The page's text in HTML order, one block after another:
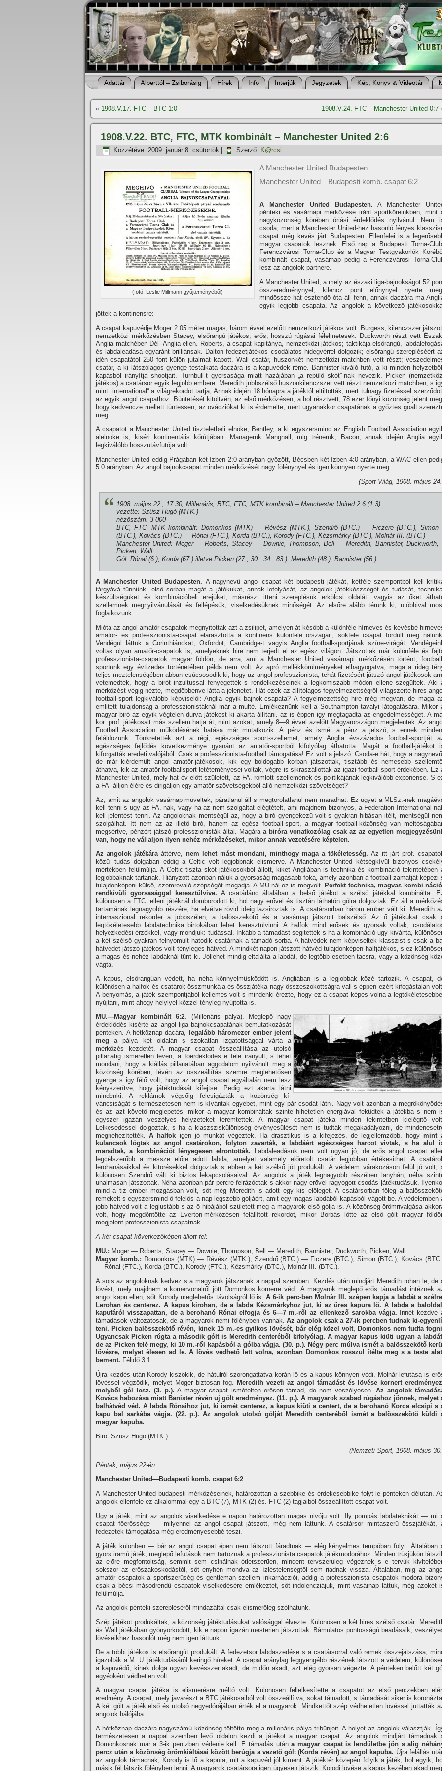
Adattár Alberttól – Zsiborásig Hí­rek Info Interjúk Jegyzetek Kép, Könyv & Videotár
« 1908.V.17. FTC – BTC 1:0 1908.V.24. FTC – Manchester United 0:7
1908.V.22. BTC, FTC, MTK kombinált – Manchester United 2:6
Közzétéve: 2009. január 8. csütörtök Szerző: K@rcsi
(fotó: Leslie Millmann gyűjteményéből)
A Manchester United Budapesten
Manchester United—Budapesti komb. csapat 6:2
A Manchester United Budapesten. A Manchester
pénteki és vasárnapi mérkőzése iránt sportköreinkben, mint
nagyközönség körében óriási érdeklődés nyilvánul. Nem
csoda, mert a Manchester United-hez hasonló fényes
csapat még kevés járt Budapesten. Ellenfelei is a
magyar csapatok lesznek. Első nap a Budapesti Torna-
Ferenczvárosi Torna-Club és a Magyar Testgyakorlók Köréből
kombinált csapat, vasárnap pedig a Ferenczvárosi Torna-
lesz az angolok partnere.
A Manchester United, a mely az északi liga-bajnokságot 52
összeredménynyel, kilencz pont előnynyel nyerte
mindössze hat esztendő óta áll fenn, annak daczára ma
egyik legjobb csapata. Az angolok a következő
jöttek a kontinensre:
A csapat kapuvédje Moger 2.05 méter magas; három évvel ezelőtt nemzetközi játékos volt. Burgess, kilenczszer
nemzetközi mérkőzésben Stacey, elsőrangú játékos; erős, hosszú rúgásai félelmetesek. Duckworth részt vett
Anglia matchében Dél- Anglia ellen. Roberts, a csapat kapitánya, nemzetközi játékos; taktikája elsőrangú,
és labdaleadása egyaránt brilliánsak. Dalton fedezetjátékos csodálatos hidegvérrel dolgozik; elsőrangú szerepléséért
idén csapatától 250 font külön jutalmat kapott. Wall csatár, huszonkét nemzetközi matchben vett részt;
csatár, a ki látszólagos gyenge testalkata daczára is a kapuvédek réme. Bannister kiváló futó, a ki minden
kapásból irányí­tja shootjait. Turnbull-t gyorsasága miatt hazájában „a repülő skót”-nak nevezik. Picken
játékos) a csatársor egyik legjobb embere. Meredith jnbbszélső huszonkilenczszer vett részt nemzetközi matchben, s
mint „international“ a világrekordot tartja, Annak idején 18 hónapra a játéktól eltiltották, mert tulnagy fizetéssel
az egyik angol csapathoz. Büntetését kitöltvén, az első mérkőzésen, a hol résztvett, 78 ezer főnyi közönség jelent
hogy kedvencze mellett tüntessen, az ovácziókat ki is érdemelte, mert ugyanakkor csapatának a győztes goalt
meg
A csapatot a Manchester United tiszteletbeli elnöke, Bentley, a ki egyszersmind az English Football Association
alelnöke is, kiséri kontinentális kőrútjában. Managerük Mangnall, mig trénerük, Bacon, annak idején Anglia
legkiválóbb hosszutávfutója volt.
Manchester United eddig Prágában két í­zben 2:0 arányban győzött, Bécsben két í­zben 4:0 arányban, a WAC ellen
5:0 arányban. Az angol bajnokcsapat minden mérkőzését nagy fölénynyel és igen könnyen nyerte meg.
(Sport-Világ, 1908. május
1908. május 22., 17:30, Millenáris, BTC, FTC, MTK kombinált – Manchester United 2:6 (1:3)
vezette: Szüsz Hugó (MTK.)
nézőszám: 3 000
BTC, FTC, MTK kombinált: Domonkos (MTK) — Révész (MTK.), Szendrő (BTC.) — Ficzere (BTC.), Simon
(BTC.), Kovács (BTC.) — Rónai (FTC.), Korda (BTC.), Korody (FTC.), Kézsmárky (BTC.), Molnár III. (BTC.)
Manchester United: Moger — Roberts, Stacey — Downie, Thompson, Bell — Meredith, Bannister, Duckworth,
Picken, Wall
Gól: Rónai (6.), Korda (67.) illetve Picken (27., 30., 34., 83.), Meredith (48.), Bannister (56.)
A Manchester United Budapesten. A nagynevű angol csapat két budapesti játékát, kétféle szempontból kell
tárgyává tűnnünk: első sorban magát a játékukat, annak lefolyását, az angolok játékkészségét és tudását,
készültségüket és kombinációbeli erejüket; másrészt itteni szereplésük erkölcsi oldalát, vagyis az őket
szellemnek megnyilvánulását és fellépésük, viselkedésüknek minőségét. Az elsőre alább térünk ki, utóbbival
foglalkozunk.
Mióta az angol amatőr-csapatok megnyitották azt a zsilipet, amelyen át később a különféle hí­rneves és kevésbé
amatőr- és professzionista-csapat elárasztotta a kontinens különféle országait, sokféle csapat fordult meg
Vendégül láttuk a Corinthiánokat, Oxfordot, Cambridge-t vagyis Anglia football-sportjának szí­ne-virágát.
voltak olyan amatőr-csapatok is, amelyeknek hire nem terjedt el az egész világon. Játszottak már különféle és
professzionista-csapatok magyar földön, de arra, ami a Manchester United vasárnapi mérkőzésén történt,
sportunk egy évtizedes történetében példa nem volt. Az apró mellékkörülményeket elhagyogatva, maga a rideg
teljes meztelenségében abban csúcsosodik ki, hogy az angol professzionista, tehát fizetésért játszó angol játékosok
vetemedtek, hogy a birót inzultussal fenyegették s rendelkezéseinek a legkomiszabb módon ellene szegültek. Aki
mérkőzést végig nézte, megdöbbenve látta a jelenetet. Hát ezek az állí­tólagos fegyelmezettségről világszerte hires angol
football-sport legkiválóbb képviselői: Anglia egyik bajnok-csapata? A fegyelmezettség hire még megvan, de maga
emlitett tulajdonság a professzionistáknál már a multé. Emlékeznünk kell a Southampton tavalyi látogatására. Mikor
magyar biró az egyik végtelen durva játékost ki akarta állí­tani, az is éppen igy megtagadta az engedelmességet. A
kor. prof. játékosait más szellem hatja át, mint azokat, amely 8—9 évvel azelőtt Magyarországon megjelentek. Az angol
Football Association működésének hatása már mutatkozik. A pénz és ismét a pénz a jelszó, s ennek
feláldozunk. Tönkretették azt a régi, egészséges sport-szellemet, amely Anglia évszázados football-sportját
egészséges fejlődés következménye gyanánt az amatőr-sportból kifolyólag áthatotta. Magát a football-játékot
kiforgatták eredeti valójából. Csak a professzionista-football támogatása! Ez volt a jelszó. Csoda-e hát, hogy a
de már kiérdemült angol amatőr-játékosok, kik egy boldogabb korban játszottak, tisztább és nemesebb szellemtől
áthatva, kik az amatőr-footballsport letéteményesei voltak, végre is sikraszállottak az igazi football-sport érdekében. Ez
Manchester United, mely hat év előtt született, az FA. romlott szellemének és politikájának legkiválóbb exponense. S
a FA. álljon élére és dirigáljon egy amatőr-szövetségekből álló nemzetközi szövetséget?
Az, amit az angolok vasárnap müveltek, páratlanul áll s megtorolatlanul nem maradhat. Ez ügyet a MLSz.-nek
kell tenni s ugy az FA.-nak, vagy ha az nem szolgáltat elégtételt, ami majdnem bizonyos, a Federation International-
kell jelentést tenni. Az angoloknak mentségül az, hogy a biró gyengekezü volt s gyakran hibásan itélt, mentségül
szolgálhat. Itt nem az az illető biró, hanem az egész football-sport, a magyar football-közönség van
megsértve, pénzért játszó professzionisták által. Magára a biróra vonatkozólag csak az az egyetlen
van, hogy ne vállaljon ilyen nehéz mérkőzéseket, mikor annak vezetésére képtelen.
Az angolok játékáraáttérve, nem lehet mást mondani, minthogy maga a tökéletesség. Az itt járt prof.
közül tudás dolgában eddig a Celtic volt legjobbnak elismerve. A Manchester United kétségkí­vül bizonyos
mértékben felülmúlja. A Celtic tiszta skót játékosokból állott, kiket Angliában is technika és kombináció tekintetében
legjobbaknak tartanak. Hiányzott azonban náluk a gyorsaság magasabb foka, amely azonban a football zamatját képezi
tulajdonképeni külső, szemrevaló szépségét megadja. A MU-nál ez is megvolt. Perfekt technika, magvas kombi
rendkí­vüli gyorsasággal keresztülvive. A csatárlánc általában a belső játékot a szélső játékkal kombinálta.
különösen a FTC. elleni játéknál domborodott ki, hol nagy erővel és tisztán láthatón gólra dolgoztak. Ez áll a
tartamának legnagyobb részére, ha elvétve rövid ideig lazsiroztak is. A csatársorban három ember vált ki. Meredith
internaszional rekorder a jobbszélen, a balösszekötő és a vasárnap játszott balszélső. Az ő játékukat csak
legtökéletesebb labdatechnika birtokában lehet keresztülvinni. A halfok mind erősek és gyorsak voltak,
helyezkedési érzékkel, vagy mondjuk: tudással. Inkább a támadást segitették s ha a kombináció ugy kivánta,
a két szélső gyakran felnyomult hatodik csatárnak a támadó sorba. A hátvédek nem képviseltek klasszist s csak a
hátvédet játszó játékos volt tényleges hátvéd. A mindkét napon játszott hátvéd tulajdonképen halfjátékos, s ez
a magas és nehéz labdáknál tünt ki. Jóllehet mindig eltalálta a labdát, de legtöbb esetben tacsra, vagy a közönség
vágta.
A kapus, elsőrangúan védett, ha néha könnyelmüsködött is. Angliában is a legjobbak közé tartozik. A csapat,
különösen a halfok és csatárok összmunkája és összjátéka nagy összeszokottságra vall s éppen ezért kifogástalan
A benyomás, a játék szempontjából kellemes volt s mindenki érezte, hogy ez a csapat képes volna a
nyújtani, mint ahogy helylyel-közzel tényleg nyújtotta is.
MU.—Magyar kombinált 6:2. (Millenáris pálya). Meglepő nagy
érdeklődés kisérte az angol liga bajnokcsapatának bemutatkozását
pénteken. A hétköznap dacára,
legalább háromezer ember jelent
meg a pálya két oldalán s szokatlan izgatottsággal várta a
mérkőzés kezdetét. A magyar csapat összeállí­tása az utolsó
pillanatig ismeretlen lévén, a főérdeklődés e felé irányult, s lehet
mondani, hogy a kiállás pillanatában aggodalom nyilvánult meg a
közönség körében, lévén az összeállí­tás szemre meglehetősen
gyenge s igy félő volt, hogy az angol csapat egyáltalán nem lesz
kényszerí­tve, hogy játéktudását kifejtse. Pedig ezt akarta látni
mindenki. A reklámok végsőig felcsigázták a közönség kí­
váncsiságát s természetesen nem is kí­vántak egyebet, mint egy pár csodát látni. Nagy volt azonban a
és az azt követő meglepetés, mikor a magyar kombináltak szinte hihetetlen energiával feküdtek a játékba s nem
egyszer igazán veszélyes helyzeteket teremtettek. A magyar csapat játéka minden tekintetben kielégitő
Lelkesedéssel dolgoztak, s ha a klaszsziskülönbség érvényesülését nem is tudták megakadályozni, de
megnehezí­tették.A halfok igen jó munkát végeztek. Ha drasztikus is a kifejezés, de legjellemzőbb, hogy mint
kulancsok lógtak az angol csatárokon, folyton zavarták, a labdáért egészséges harcot vivtak, s ha alul
maradtak, a kombinációt lényegesen elrontották. Labdaleadásuk nem volt ugyan jó, de erős angol csapat
legcélszerűbb a messze előre adott labda, amelyet valamely előretolt csatár legjobban értékesithet. A
lerohanásaikkal és kitörésekkel dolgoztak s ebben a két szélső jót produkált. A védelem várakozáson felül jó volt,
különösen Szendrő vált ki biztos lekapcsolásaival. Az angolok a játék legnagyobb részéhen lanyhán, néha
unalmasan játszottak. Néha azonban pár percre felrázódtak s akkor nagy erővel ragyogott csodás játéktudásuk.
mind a tiz ember mozgásban volt, sőt még Meredith is adott egy kis előleget. A csatársorban főleg a
remekelt s egyszersmind ő felelős a nap legszebb góljáért, amit egy magas labdából kapásból vágott be. A védelemben
jobb hátvéd volt a leglustább s az ő hibájából született meg a magyarok első gólja is. A közönség örömrivalgása
volt, hogy megdöntötte az Everton-mérkőzésen felállí­tott rekordot, mikor Borbás lőtte az első gólt magyar
megjelent professzionista-csapatnak.
A két csapat következőképen állott fel:
MU.: Moger — Roberts, Stacey — Downie, Thompson, Bell — Meredith, Bannister, Duckworth, Picken, Wall.
Magyar komb.: Domonkos (MTK) — Révész (MTK.), Szendrő (BTC.) — Ficzere (BTC.), Simon (BTC.), Kovács
— Rónai (FTC.), Korda (BTC.), Korody (FTC.), Kézsmárky (BTC.), Molnár III. (BTC.).
A sors az angoloknak kedvez s a magyarok játszanak a nappal szemben. Kezdés után mindjárt Meredith rohan le, de
lövést, mely majdnem a kornervonalről jött Domonkos kornerre védi. A magyarok meglepő erős támadást intéznek
angol kapu ellen, sőt Korody meglehetős távolságról lő is.A 6-ik perc-ben Molnár III. szépen kapja a labdát a
Lerohan és centerez. A kapus kirohan, de a labda Kézsmárkyhoz jut, ki az üres kapura lő. A labda a
kapufáról visszapattan, de a berohanó Rónai elfogja és 6—7 m.-ről az ellenkező sarokba vágja. Innét kezdve
támadások változatosak, de a magyarok némi fölényben vannak.Az angolok csak a 27-ik percben tudnak ki-
teni. Picken balösszekötő révén, kinek 15 m.-es gyilkos lövését, bár elég közel volt, Domonkos nem tudta
Ugyancsak Picken rúgta a második gólt is Meredith centeréből kifolyólag. A magyar kapus kiüti ugyan a
de az Picken felé megy, ki 10 m.-ről kapásból a gólba vágja. (30. p.). Négy perc múlva ismét a balösszekötő kerül
lövésre, melyet élesen ad le. A lövés védhető lett volna, azonban Domonkos rosszul í­télte meg s a teste
bement. Félidő 3:1.
Újra kezdés után Korody kiszökik, de hátulról szorongattatva korán lő és a kapus könnyen védi. Molnár lefutása is
lövéssel végződik, melyet Moger biztosan fog. Meredith vezeti az angol támadást és lövése kornert
melyből gól lesz. (3. p.). A magyar csapat ismételten erősen támad, de nem veszélyesen.Az angolok
Kovács habozása miatt Banister révén uj gólt eredményez. (11. p.). A magyarok szabad rúgáshoz jönnek, melyet
balhátvéd véd. A labda Rónaihoz jut, ki ismét centerez, a kapus kiüti a centert, de a berohanó Korda elcsipi s
kapu bal sarkába vágja. (22. p.). Az angolok utolsó gólját Meredith centeréből ismét a balösszekötő küldi
magyar kapuba.
Biró: Szüsz Hugó (MTK.)
(Nemzeti Sport, 1908. május
Péntek, május 22-én
Manchester United—Budapesti komb. csapat 6:2
A Manchester-United budapesti mérkőzéseinek, határozottan a szebbike és érdekesebbike folyt le pénteken délután.
angolok ellenfele ez alkalommal egy a BTC (7), MTK (2) és. FTC (2) tagjaiból összeállí­tott csapat volt.
Ugy a játék, mint az angolok viselkedése e napon határozottan magas nivóju volt. Ily pompás labdateknikát — mi
csapat főerőssége — milyennel az angol csapat játszott, még nem láttunk. A csatársor mintaszerű összjátékát,
fedezetek támogatása még eredményesebbé teszi.
A játék különben — bár az angol csapat épen nem látszott fáradtnak — elég kényelmes tempóban folyt. Általában
gyors iramú játék, meglepő lefutások nem tartoznak a professzionista csapatok játékmodorához. Minden trükjükön
az előre megfontoltság, semmit sem csinálnak ötletszerűen, mindent tervszerüleg végeznek s e tervük
sokszor az erőszakoskodástól, sőt enyhén mondva az í­zléstelenségtől sem riadnak vissza. Általában, mig az angol
amatőr csapatok a sportszerűség és gentleman szellem inkarnácziói, addig a professzionista csapatok modora
csak a bécsi másodrendű csapatok viselkedésére emlékeztet, sőt indolencziájuk, mint vasárnap láttuk, még azokét
felülmúlja.
Az angolok pénteki szerepléséről mindazáltal csak elismerőleg szólhatunk.
Szép játékot produkáltak, a közönség játéktudásukat valósággal élvezte. Különösen a két hires szélső csatár:
és Wall játékában gyönyörködött, kik e napon igazán mesterien játszottak. Bámulatos pontosságú beadásaik,
lövéseikhez hasonlót még nem igen láttunk.
De a többi játékos is elsőrangút produkált. A fedezetsor labdaszedése s a csatársorral való remek összejátszása,
igazolták a M. U. játéktudásáról keringő hí­reket. A csapat aránylag leggyengébb részének látszott a védelem,
a kapuvédő, kinek dolga ugyan kevésszer akadt, de midőn akadt, azt elég gyorsan végezte. A pénteken belőtt két gól
egyébként védhetlen volt.
A magyar csapat játéka is elismerésre méltó volt. Különösen fellelkesí­tette a csapatot az első perczekben
eredmény. A csapat, mely javarészt a BTC játékosaiból volt összeállí­tva, sokat támadott, s támadását siker is
A két gólt a játék első és utolsó negyedórájában érték el a magyarok. Mindkettőt szép védhetetlen lövéssel juttatták
angolok hálójába.
A hétköznap daczára nagyszámú közönség töltötte meg a millenáris pálya tribünjeit. A helyet az angolok választják.
természetesen a nappal szemben levő oldalon kezdi a játékot a magyar csapat. Az angolok mindjárt támadnak
Domonkosnak már a 3-ik perczben védenie kell. E támadás utána magyar csapat is lendületbe jön s alig
percz után a közönség örömkiáltásai között berúgja a vezető gólt (Korda révén) az angol kapuba. Újra felállás
az angolok támadnak, Korody is lő a kapura, mit a kapuvéd jól kiment. A játéktér közepén folyik a játék, hol egyik, hol
másik fél látszik fölényben lenni. A magyarok csatársora igen ügyesen játszik. Korodi lövése a kapus kezében akad